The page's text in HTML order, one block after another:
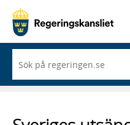
du
börjar
skriva